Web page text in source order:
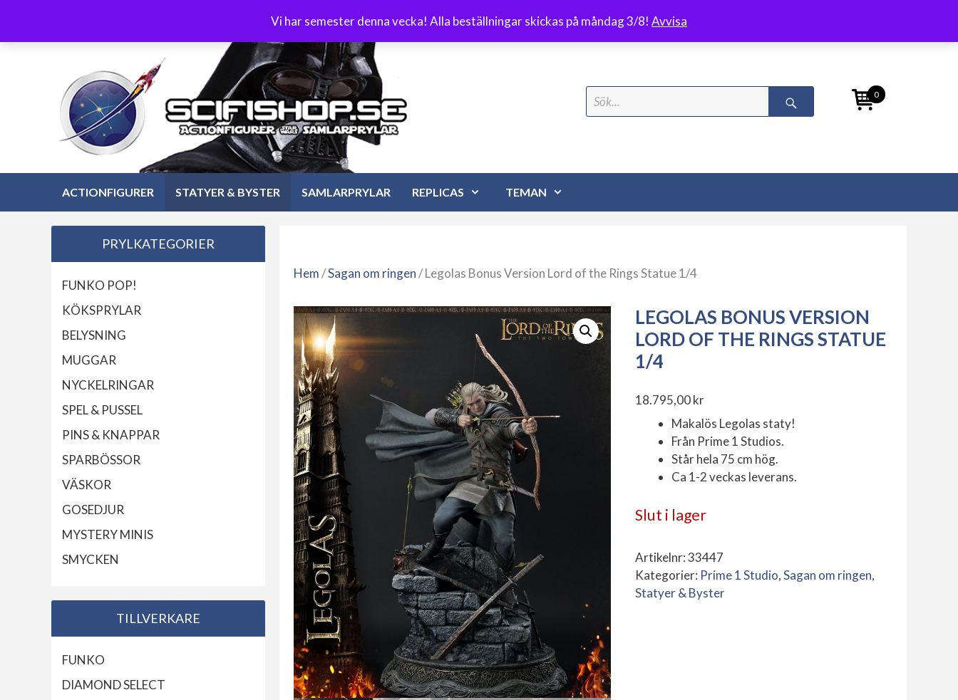
Vi har semester denna vecka! Alla beställningar skickas på måndag 3/8! Avvisa
innehåll
Öppet köp 30 dagar Frakt 89 kr
Search
for:
0
ACTIONFIGURER STATYER & BYSTER SAMLARPRYLAR REPLICAS TEMAN
Hem/Sagan om ringen/ Legolas Bonus Version Lord of the Rings Statue 1/4
LEGOLAS BONUS VERSION
LORD OF THE RINGS STATUE
1/4
18.795,00kr
Makalös Legolas staty!
Från Prime 1 Studios.
Står hela 75 cm hög.
Ca 1-2 veckas leverans.
Slut i lager
Artikelnr:33447
Kategorier: Prime 1 Studio,Sagan om ringen,
Statyer & Byster
PRYLKATEGORIER
FUNKO POP!
KÖKSPRYLAR
BELYSNING
MUGGAR
NYCKELRINGAR
SPEL & PUSSEL
PINS & KNAPPAR
SPARBÖSSOR
VÄSKOR
GOSEDJUR
MYSTERY MINIS
SMYCKEN
TILLVERKARE
FUNKO
DIAMOND SELECT